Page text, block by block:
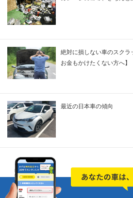
絶対に損しない車のスクラ
お金もかけたくない方へ】
最近の日本車の傾向